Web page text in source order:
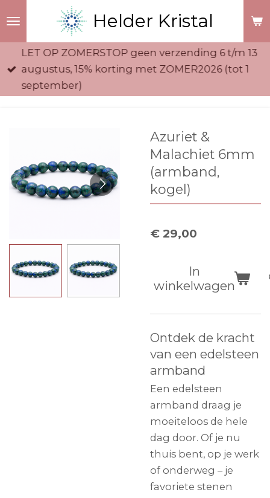
naar
hoofdinhoud
Helder Kristal
LET OP ZOMERSTOP geen verzending 6 t/m 13
augustus, 15% korting met ZOMER2026 (tot 1
september)
Azuriet &
Malachiet 6mm
(armband,
kogel)
€ 29,00
In
winkelwagen
Ontdek de kracht
van een edelsteen
armband
Een edelsteen
armband draag je
moeiteloos de hele
dag door. Of je nu
thuis bent, op je werk
of onderweg – je
favoriete stenen